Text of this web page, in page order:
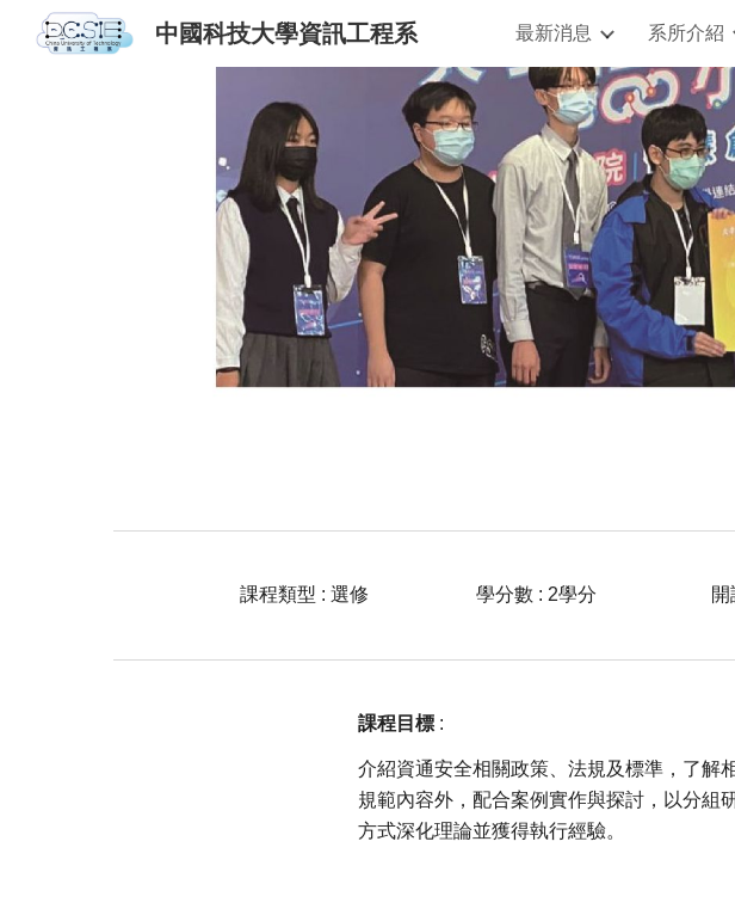
Skip to main content
中國科技大學資訊工程系 最新消息 系所介紹
課程類型 :選修 學分數 : 2學分
課程目標 :
介紹資通安全相關政策、法規及標準，了解
規範內容外，配合案例實作與探討，以分組
方式深化理論並獲得執行經驗。